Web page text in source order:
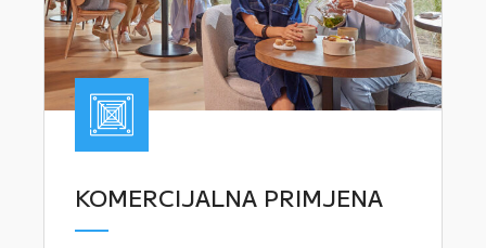
KOMERCIJALNA PRIMJENA